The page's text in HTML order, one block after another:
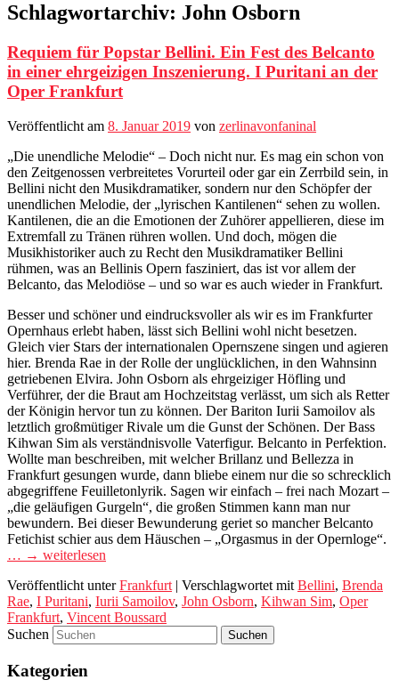
Schlagwortarchiv: John Osborn
Requiem für Popstar Bellini. Ein Fest des Belcanto
in einer ehrgeizigen Inszenierung. I Puritani an der
Oper Frankfurt
Veröffentlicht am 8. Januar 2019 von zerlinavonfaninal
„Die unendliche Melodie“ – Doch nicht nur. Es mag ein schon von
den Zeitgenossen verbreitetes Vorurteil oder gar ein Zerrbild sein, in
Bellini nicht den Musikdramatiker, sondern nur den Schöpfer der
unendlichen Melodie, der „lyrischen Kantilenen“ sehen zu wollen.
Kantilenen, die an die Emotionen der Zuhörer appellieren, diese im
Extremfall zu Tränen rühren wollen. Und doch, mögen die
Musikhistoriker auch zu Recht den Musikdramatiker Bellini
rühmen, was an Bellinis Opern fasziniert, das ist vor allem der
Belcanto, das Melodiöse – und so war es auch wieder in Frankfurt.
Besser und schöner und eindrucksvoller als wir es im Frankfurter
Opernhaus erlebt haben, lässt sich Bellini wohl nicht besetzen.
Gleich vier Stars der internationalen Opernszene singen und agieren
hier. Brenda Rae in der Rolle der unglücklichen, in den Wahnsinn
getriebenen Elvira. John Osborn als ehrgeiziger Höfling und
Verführer, der die Braut am Hochzeitstag verlässt, um sich als Retter
der Königin hervor tun zu können. Der Bariton Iurii Samoilov als
letztlich großmütiger Rivale um die Gunst der Schönen. Der Bass
Kihwan Sim als verständnisvolle Vaterfigur. Belcanto in Perfektion.
Wollte man beschreiben, mit welcher Brillanz und Bellezza in
Frankfurt gesungen wurde, dann bliebe einem nur die so schrecklich
abgegriffene Feuilletonlyrik. Sagen wir einfach – frei nach Mozart –
„die geläufigen Gurgeln“, die großen Stimmen kann man nur
bewundern. Bei dieser Bewunderung geriet so mancher Belcanto
Fetichist schier aus dem Häuschen – „Orgasmus in der Opernloge“.
… → weiterlesen
Veröffentlicht unter Frankfurt | Verschlagwortet mit Bellini, Brenda
Rae, I Puritani, Iurii Samoilov, John Osborn, Kihwan Sim, Oper
Frankfurt, Vincent Boussard
Suchen
Kategorien